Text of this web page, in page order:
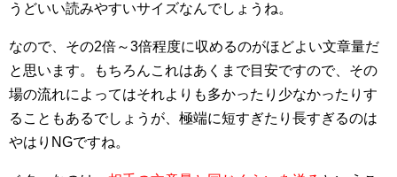
うどいい読みやすいサイズなんでしょうね。
なので、その2倍～3倍程度に収めるのがほどよい文章量だ
と思います。もちろんこれはあくまで目安ですので、その
場の流れによってはそれよりも多かったり少なかったりす
ることもあるでしょうが、極端に短すぎたり長すぎるのは
やはりNGですね。